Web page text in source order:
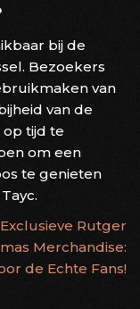
bij de
Bezoekers
van
van de
op tijd te
om een
te genieten
Exclusieve Rutger
Merchandise:
de Echte Fans!